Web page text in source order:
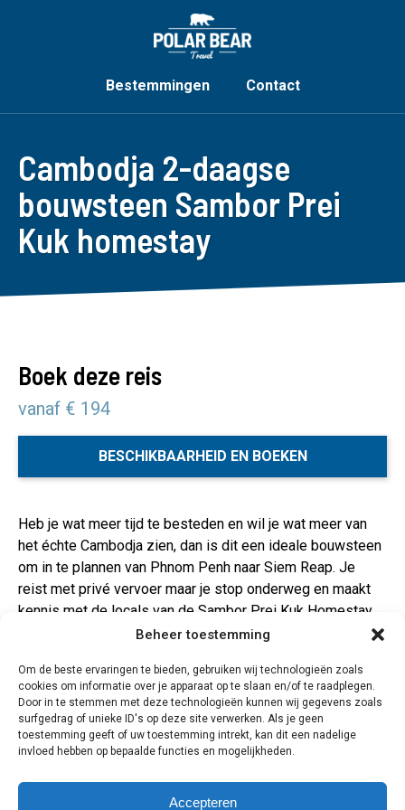
Beheer toestemming
Om de beste ervaringen te bieden, gebruiken wij technologieën zoals
cookies om informatie over je apparaat op te slaan en/of te raadplegen.
Door in te stemmen met deze technologieën kunnen wij gegevens zoals
surfgedrag of unieke ID's op deze site verwerken. Als je geen
toestemming geeft of uw toestemming intrekt, kan dit een nadelige
invloed hebben op bepaalde functies en mogelijkheden.
Accepteren
Bestemmingen Contact
Cambodja 2-daagse
bouwsteen Sambor Prei
Kuk homestay
Boek deze reis
vanaf € 194
BESCHIKBAARHEID EN BOEKEN
Heb je wat meer tijd te besteden en wil je wat meer van
het échte Cambodja zien, dan is dit een ideale bouwsteen
om in te plannen van Phnom Penh naar Siem Reap. Je
reist met privé vervoer maar je stop onderweg en maakt
kennis met de locals van de Sambor Prei Kuk Homestay.
Dit is zeer lokaal en mensen spreken maar beperkt
basiswoorden Khmer. Dit is echt een programma voor
mensen die naast Angkor Wat, Phnom Penh en
Sihanoukville ook iets anders willen zien, een unieke en
persoonlijke ervaring waarbij je écht een inkijk krijgt in het
leven van de lokale Cambodjaanse bevolking buiten de
steden en toeristische gebieden.